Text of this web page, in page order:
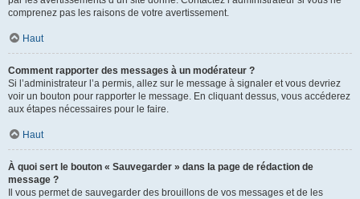
comprenez pas les raisons de votre avertissement.
Haut
Comment rapporter des messages à un modérateur ?
Si l’administrateur l’a permis, allez sur le message à signaler et vous devriez
voir un bouton pour rapporter le message. En cliquant dessus, vous accéderez
aux étapes nécessaires pour le faire.
Haut
À quoi sert le bouton « Sauvegarder » dans la page de rédaction de
message ?
Il vous permet de sauvegarder des brouillons de vos messages et de les